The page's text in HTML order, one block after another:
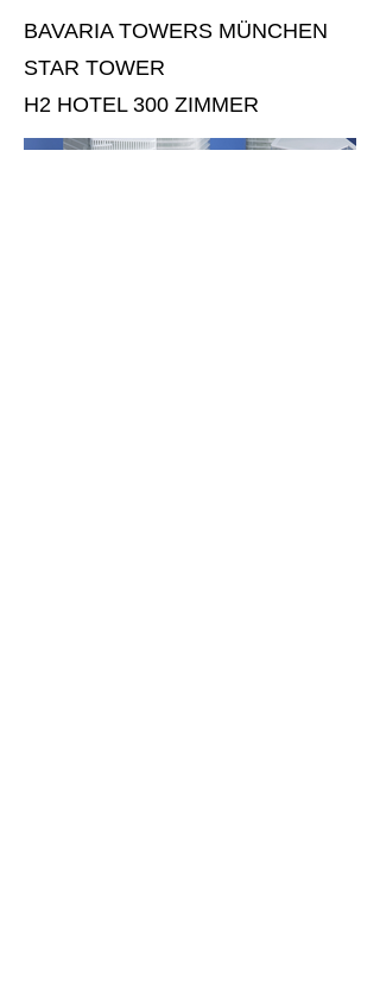
BAVARIA TOWERS MÜNCHEN
STAR TOWER
H2 HOTEL 300 ZIMMER